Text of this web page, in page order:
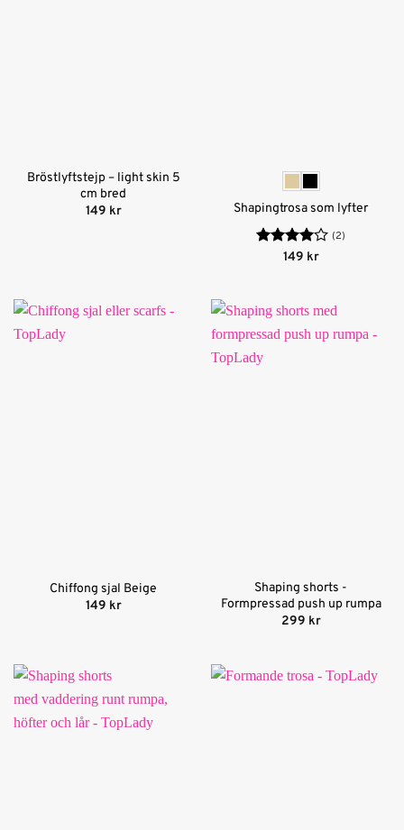
Bröstlyftstejp – light skin 5
cm bred
149 kr Shapingtrosa som lyfter
Betygsatt
(2)
149 kr
Chiffong sjal Beige
149 kr
Shaping shorts -
Formpressad push up rumpa
299 kr